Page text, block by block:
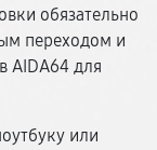
обязательно
переходом и
AIDA64 для
или